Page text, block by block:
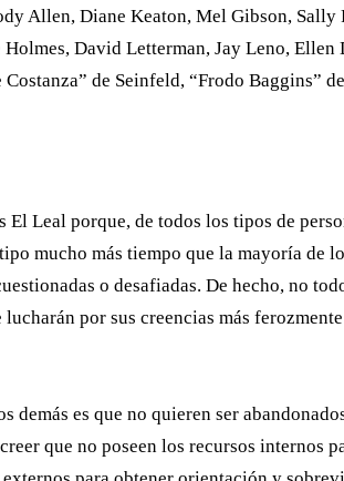
Allen, Diane Keaton, Mel Gibson,
David Letterman, Jay Leno,
de Seinfeld, “Frodo Baggins”
Leal porque, de todos los tipos de
mucho más tiempo que la mayoría de
o desafiadas. De hecho, no
por sus creencias más
demás es que no quieren ser
que no poseen los recursos